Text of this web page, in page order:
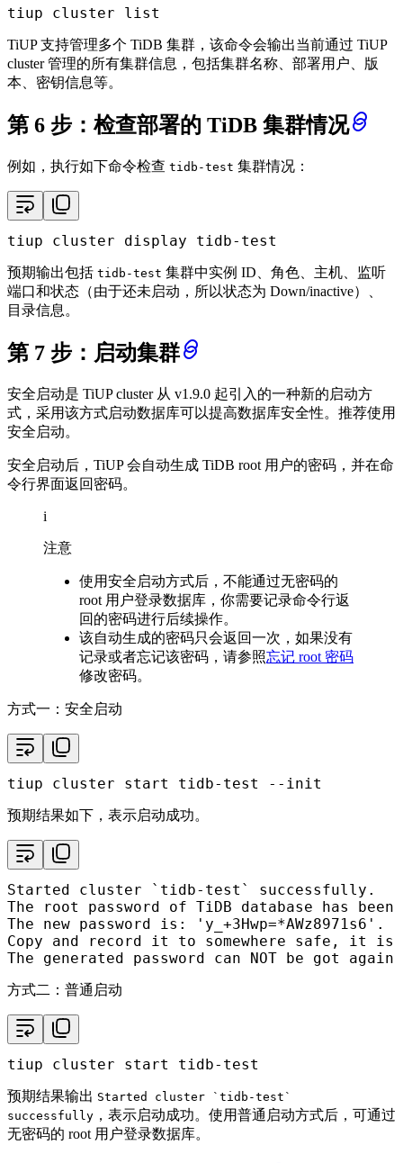
tiup cluster list
TiUP 支持管理多个 TiDB 集群，该命令会输出当前通过 TiUP
cluster 管理的所有集群信息，包括集群名称、部署用户、版
本、密钥信息等。
第 6 步：检查部署的 TiDB 集群情况
例如，执行如下命令检查 tidb-test 集群情况：
tiup cluster display tidb-test
预期输出包括 tidb-test 集群中实例 ID、角色、主机、监听
端口和状态（由于还未启动，所以状态为 Down/inactive）、
目录信息。
第 7 步：启动集群
安全启动是 TiUP cluster 从 v1.9.0 起引入的一种新的启动方
式，采用该方式启动数据库可以提高数据库安全性。推荐使用
安全启动。
安全启动后，TiUP 会自动生成 TiDB root 用户的密码，并在命
令行界面返回密码。
i
注意
使用安全启动方式后，不能通过无密码的
root 用户登录数据库，你需要记录命令行返
回的密码进行后续操作。
该自动生成的密码只会返回一次，如果没有
记录或者忘记该密码，请参照忘记 root 密码
修改密码。
方式一：安全启动
tiup cluster start tidb-test --init
预期结果如下，表示启动成功。
Started cluster `tidb-test` successfully.
The root password of TiDB database has been
The new password is:
'y_+3Hwp=*AWz8971s6' .
Copy and record it to somewhere safe, it
The generated password can NOT be got again
方式二：普通启动
tiup cluster start tidb-test
预期结果输出 Started cluster `tidb-test`
successfully ，表示启动成功。使用普通启动方式后，可通过
无密码的 root 用户登录数据库。